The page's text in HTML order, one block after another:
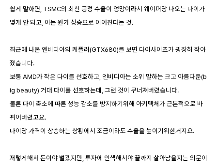
쉽게 말하면, TSMC의 최신 공정 수율이 엉망이라서 웨이퍼당 나오는 다이가
몇개 안 되고, 이는 원가 상승으로 이어진다는 것.
최근에 나온 엔비디아의 케플러(GTX680)를 보면 다이사이즈가 굉장히 작아
졌습니다.
보통 AMD가 작은 다이를 선호하고, 엔비디아는 소위 말하는 크고 아름다운(b
ig beauty) 거대 다이를 선호하는데, 그런 것이 무너져버렸습니다.
물론 다이 축소에 따른 성능 감소를 방지하기위해 아키텍처가 근본적으로 바
뀌어버렸고요.
다이당 가격이 상승하는 상황에서 조금이라도 수율을 높이기위한거지요.
저렇게해서 돈이야 벌겠지만, 투자에 인색해서야 끝까지 살아남을지는 의문이